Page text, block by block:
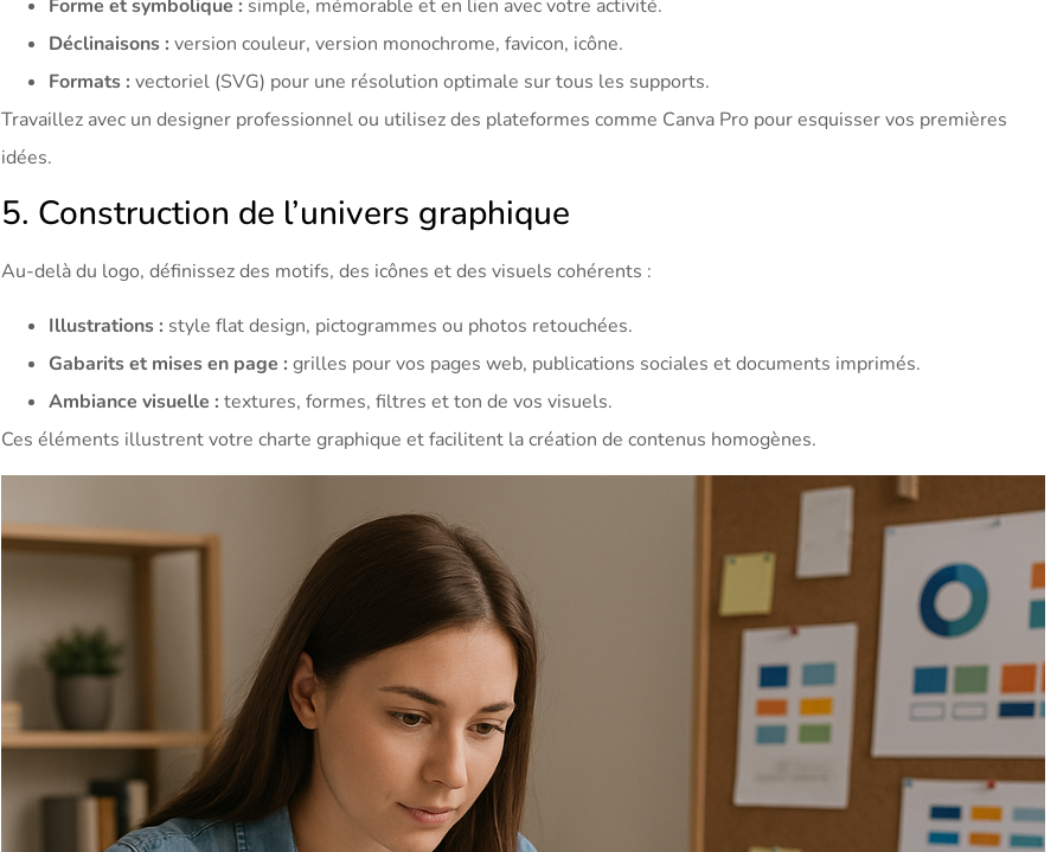
Forme et symbolique : simple, mémorable et en lien avec votre activité.
Déclinaisons : version couleur, version monochrome, favicon, icône.
Formats : vectoriel (SVG) pour une résolution optimale sur tous les supports.
Travaillez avec un designer professionnel ou utilisez des plateformes comme Canva Pro pour esquisser vos premières
idées.
5. Construction de l’univers graphique
Au-delà du logo, définissez des motifs, des icônes et des visuels cohérents :
Illustrations : style flat design, pictogrammes ou photos retouchées.
Gabarits et mises en page : grilles pour vos pages web, publications sociales et documents imprimés.
Ambiance visuelle : textures, formes, filtres et ton de vos visuels.
Ces éléments illustrent votre charte graphique et facilitent la création de contenus homogènes.